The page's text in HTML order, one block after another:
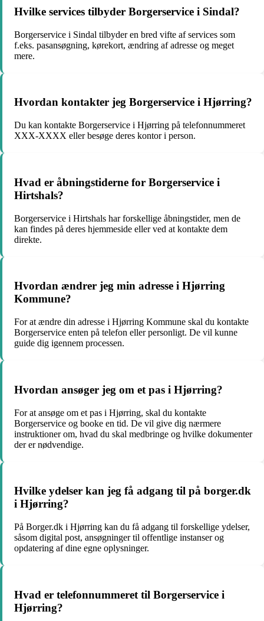
Hvilke services tilbyder Borgerservice i Sindal?
Borgerservice i Sindal tilbyder en bred vifte af services som
f.eks. pasansøgning, kørekort, ændring af adresse og meget
mere.
Hvordan kontakter jeg Borgerservice i Hjørring?
Du kan kontakte Borgerservice i Hjørring på telefonnummeret
XXX-XXXX eller besøge deres kontor i person.
Hvad er åbningstiderne for Borgerservice i
Hirtshals?
Borgerservice i Hirtshals har forskellige åbningstider, men de
kan findes på deres hjemmeside eller ved at kontakte dem
direkte.
Hvordan ændrer jeg min adresse i Hjørring
Kommune?
For at ændre din adresse i Hjørring Kommune skal du kontakte
Borgerservice enten på telefon eller personligt. De vil kunne
guide dig igennem processen.
Hvordan ansøger jeg om et pas i Hjørring?
For at ansøge om et pas i Hjørring, skal du kontakte
Borgerservice og booke en tid. De vil give dig nærmere
instruktioner om, hvad du skal medbringe og hvilke dokumenter
der er nødvendige.
Hvilke ydelser kan jeg få adgang til på borger.dk
i Hjørring?
På Borger.dk i Hjørring kan du få adgang til forskellige ydelser,
såsom digital post, ansøgninger til offentlige instanser og
opdatering af dine egne oplysninger.
Hvad er telefonnummeret til Borgerservice i
Hjørring?